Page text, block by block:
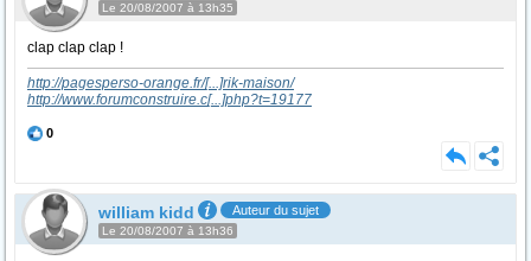
Le 20/08/2007 à 13h35
clap clap clap !
http://pagesperso-orange.fr/[...]rik-maison/
http://www.forumconstruire.c[...]php?t=19177
0
william kidd Auteur du sujet
Le 20/08/2007 à 13h36